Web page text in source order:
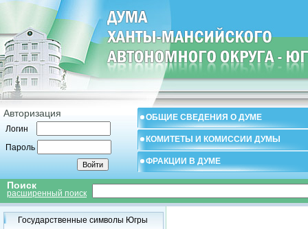
Авторизация
Логин
Пароль
ОБЩИЕ СВЕДЕНИЯ О ДУМЕ
КОМИТЕТЫ И КОМИССИИ ДУМЫ
ФРАКЦИИ В ДУМЕ
Поиск
расширенный поиск
Государственные символы Югры